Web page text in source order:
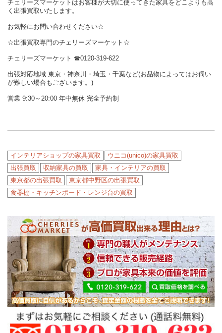
チェリーズマーケットはお客様が大切に使ってきた家具をどこよりも高
く出張買取いたします。
お気軽にお問い合わせください☆
☆出張買取専門のチェリーズマーケット☆
チェリーズマーケット ☎︎0120-319-622
出張対応地域 東京・神奈川・埼玉・千葉など(お品物によってはお伺い
が難しい場合もございます。)
営業 9:30～20:00 年中無休 完全予約制
インテリアショップの家具買取
ウニコ(unico)の家具買取
出張買取
収納家具の買取
家具・インテリアの買取
東京都の出張買取
東京都中野区の出張買取
食器棚・キッチンボード・レンジ台の買取